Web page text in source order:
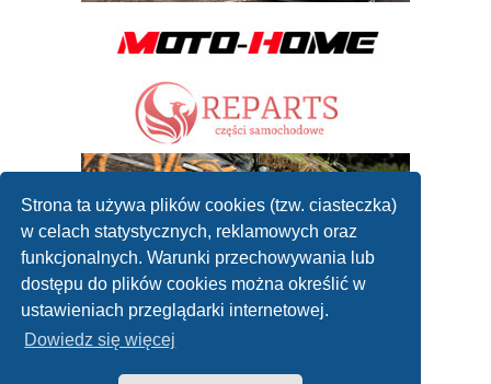
Strona ta używa plików cookies (tzw. ciasteczka)
w celach statystycznych, reklamowych oraz
funkcjonalnych. Warunki przechowywania lub
dostępu do plików cookies można określić w
ustawieniach przeglądarki internetowej.
Dowiedz się więcej